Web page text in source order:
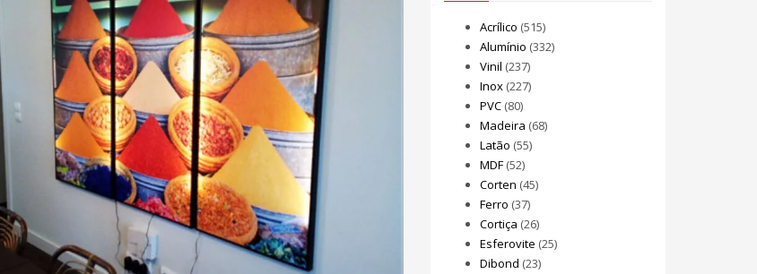
Acrílico (515)
Alumínio (332)
Vinil (237)
Inox(227)
PVC(80)
Madeira (68)
Latão (55)
MDF(52)
Corten (45)
Ferro (37)
Cortiça (26)
Esferovite (25)
Dibond (23)